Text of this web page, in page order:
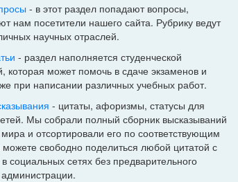
- в этот раздел попадают вопросы,
нам посетители нашего сайта. Рубрику ведут
научных отраслей.
- раздел наполняется студенческой
которая может помочь в сдаче экзаменов и
при написании различных учебных работ.
- цитаты, афоризмы, статусы для
Мы собрали полный сборник высказываний
и отсортировали его по соответствующим
свободно поделиться любой цитатой с
социальных сетях без предварительного